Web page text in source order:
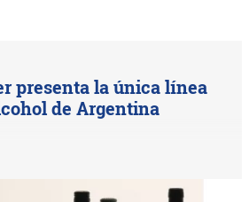
presenta la única línea
de Argentina